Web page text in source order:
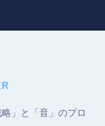
」と「音」のプロ